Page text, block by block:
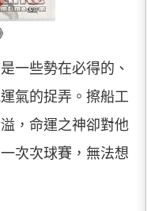
一些勢在必得的、
氣的捉弄。擦船工
，命運之神卻對他
次次球賽，無法想